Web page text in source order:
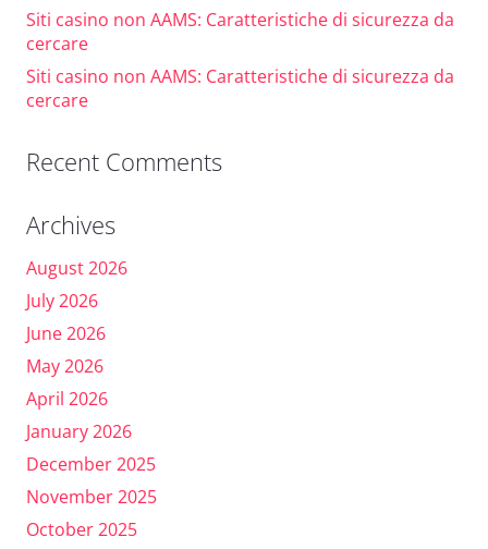
Siti casino non AAMS: Caratteristiche di sicurezza da
cercare
Siti casino non AAMS: Caratteristiche di sicurezza da
cercare
Recent Comments
Archives
August 2026
July 2026
June 2026
May 2026
April 2026
January 2026
December 2025
November 2025
October 2025